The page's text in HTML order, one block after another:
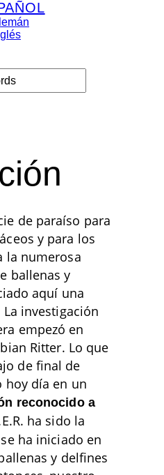
de paraíso para
y para los
la numerosa
ballenas y
aquí una
investigación
empezó en
Ritter. Lo que
de final de
hoy día en un
reconocido a
ha sido la
ha iniciado en
y delfines